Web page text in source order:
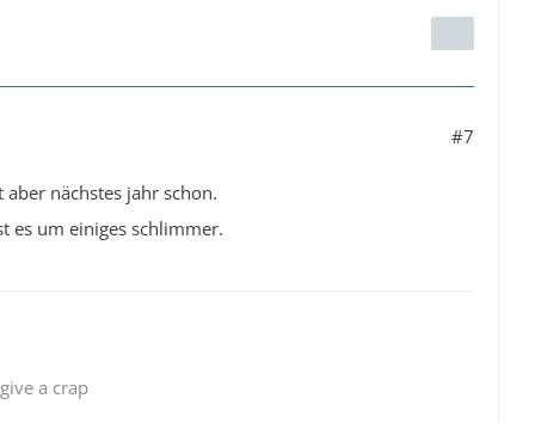
#7
nächstes jahr schon.
es um einiges schlimmer.
a crap